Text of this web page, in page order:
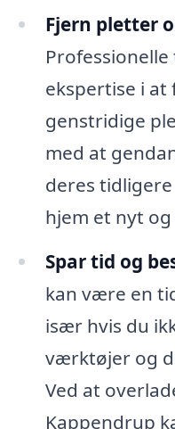
Fjern pletter
ekspertise i at
genstridige
med at
deres
hjem et nyt
Spar tid og
kan være en
især hvis du
værktøjer og
Ved at
Kappendrup